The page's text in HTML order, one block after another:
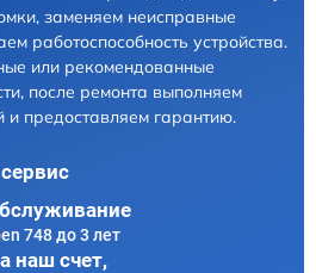
заменяем неисправные
работоспособность устройства.
или рекомендованные
после ремонта выполняем
и предоставляем гарантию.
748 до 3 лет
наш счет,